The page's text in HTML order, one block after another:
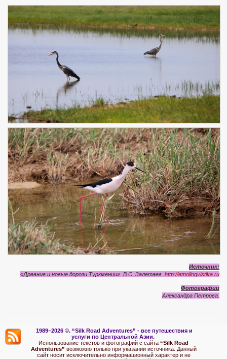
Источник:
«Древние и новые дороги Туркмении». В.С. Залетаев. http://etnolingvistika.ru
Фотографии
Александра Петрова
1989–2026 ©. “Silk Road Adventures” - все путешествия и
услуги по Центральной Азии.
Использование текстов и фотографий с сайта “Silk Road
Adventures” возможно только при указании источника. Данный
сайт носит исключительно информационный характер и не